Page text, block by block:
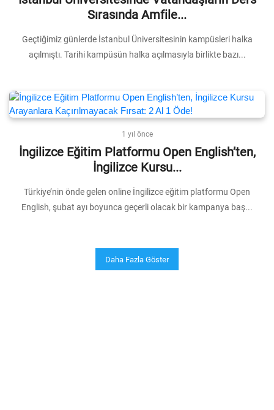
Sırasında Amfile...
Geçtiğimiz günlerde İstanbul Üniversitesinin kampüsleri halka
açılmıştı. Tarihi kampüsün halka açılmasıyla birlikte bazı...
1 yıl önce
İngilizce Eğitim Platformu Open English’ten,
İngilizce Kursu...
Türkiye’nin önde gelen online İngilizce eğitim platformu Open
English, şubat ayı boyunca geçerli olacak bir kampanya baş...
Daha Fazla Göster